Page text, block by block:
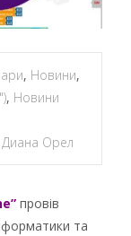
, Новини,
, Новини
Диана Орел
провів
та